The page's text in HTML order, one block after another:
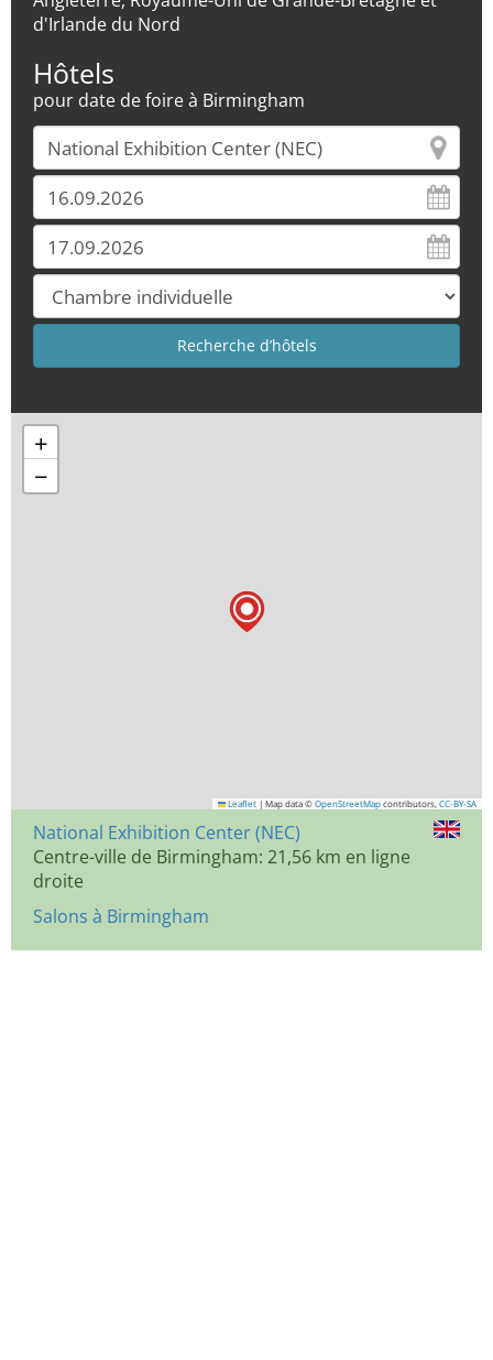
d'Irlande du Nord
Hôtels
pour date de foire à Birmingham
+
−
Leaflet | Map data © OpenStreetMap contributors, CC-BY-SA
National Exhibition Center (NEC)
Centre-ville de Birmingham: 21,56 km en ligne
droite
Salons à Birmingham